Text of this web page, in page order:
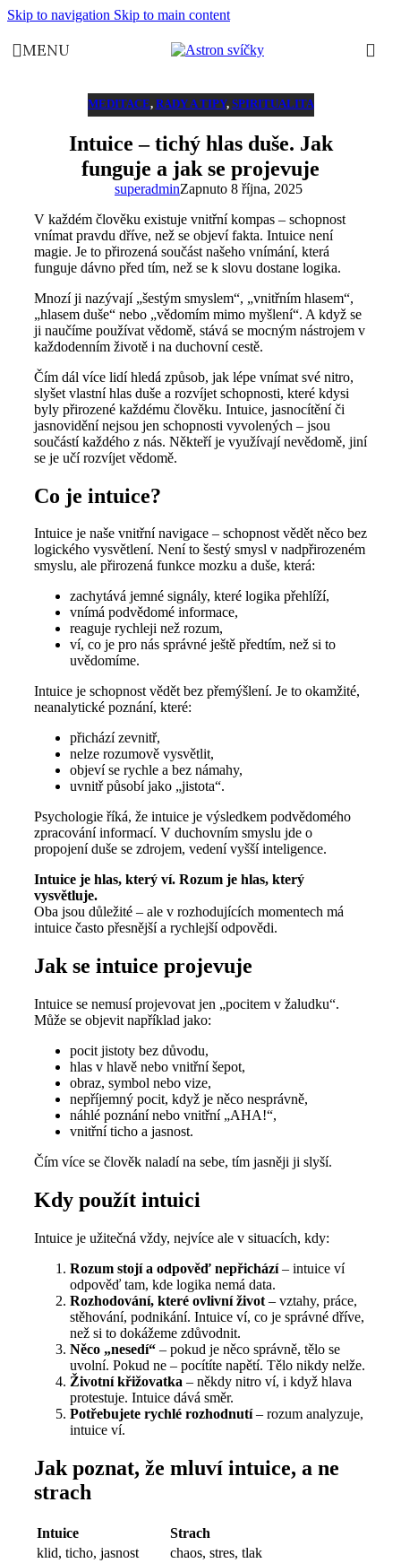
Skip to navigation Skip to main content
MENU
MEDITACE, RADY A TIPY, SPIRITUALITA
Intuice – tichý hlas duše. Jak
funguje a jak se projevuje
superadminZapnuto 8 října, 2025
V každém člověku existuje vnitřní kompas – schopnost
vnímat pravdu dříve, než se objeví fakta. Intuice není
magie. Je to přirozená součást našeho vnímání, která
funguje dávno před tím, než se k slovu dostane logika.
Mnozí ji nazývají „šestým smyslem“, „vnitřním hlasem“,
„hlasem duše“ nebo „vědomím mimo myšlení“. A když se
ji naučíme používat vědomě, stává se mocným nástrojem v
každodenním životě i na duchovní cestě.
Čím dál více lidí hledá způsob, jak lépe vnímat své nitro,
slyšet vlastní hlas duše a rozvíjet schopnosti, které kdysi
byly přirozené každému člověku. Intuice, jasnocítění či
jasnovidění nejsou jen schopnosti vyvolených – jsou
součástí každého z nás. Někteří je využívají nevědomě, jiní
se je učí rozvíjet vědomě.
Co je intuice?
Intuice je naše vnitřní navigace – schopnost vědět něco bez
logického vysvětlení. Není to šestý smysl v nadpřirozeném
smyslu, ale přirozená funkce mozku a duše, která:
zachytává jemné signály, které logika přehlíží,
vnímá podvědomé informace,
reaguje rychleji než rozum,
ví, co je pro nás správné ještě předtím, než si to
uvědomíme.
Intuice je schopnost vědět bez přemýšlení. Je to okamžité,
neanalytické poznání, které:
přichází zevnitř,
nelze rozumově vysvětlit,
objeví se rychle a bez námahy,
uvnitř působí jako „jistota“.
Psychologie říká, že intuice je výsledkem podvědomého
zpracování informací. V duchovním smyslu jde o
propojení duše se zdrojem, vedení vyšší inteligence.
Intuice je hlas, který ví. Rozum je hlas, který
vysvětluje.
Oba jsou důležité – ale v rozhodujících momentech má
intuice často přesnější a rychlejší odpovědi.
Jak se intuice projevuje
Intuice se nemusí projevovat jen „pocitem v žaludku“.
Může se objevit například jako:
pocit jistoty bez důvodu,
hlas v hlavě nebo vnitřní šepot,
obraz, symbol nebo vize,
nepříjemný pocit, když je něco nesprávně,
náhlé poznání nebo vnitřní „AHA!“,
vnitřní ticho a jasnost.
Čím více se člověk naladí na sebe, tím jasněji ji slyší.
Kdy použít intuici
Intuice je užitečná vždy, nejvíce ale v situacích, kdy:
Rozum stojí a odpověď nepřichází– intuice ví
odpověď tam, kde logika nemá data.
Rozhodování, které ovlivní život – vztahy, práce,
stěhování, podnikání. Intuice ví, co je správné dříve,
než si to dokážeme zdůvodnit.
Něco „nesedí“ – pokud je něco správně, tělo se
uvolní. Pokud ne – pocítíte napětí. Tělo nikdy nelže.
Životní křižovatka – někdy nitro ví, i když hlava
protestuje. Intuice dává směr.
Potřebujete rychlé rozhodnutí– rozum analyzuje,
intuice ví.
Jak poznat, že mluví intuice, a ne
strach
Intuice
Strach
klid, ticho, jasnost
chaos, stres, tlak